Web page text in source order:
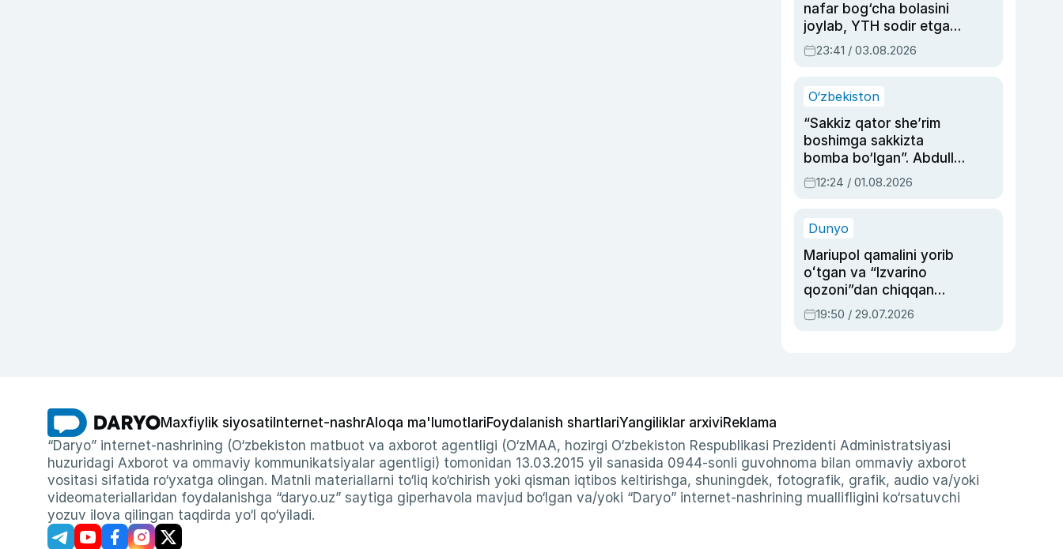
nafar bog‘cha bolasini
joylab, YTH sodir etgan
ayolga sud hukmi o‘qildi
23:41 / 03.08.2026
O‘zbekiston
“Sakkiz qator she’rim
boshimga sakkizta
bomba bo‘lgan”. Abdulla
Oripovni siyosiy
ayblovlardan asrab
12:24 / 01.08.2026
Dunyo
Mariupol qamalini yorib
oʻtgan va “Izvarino
qozoni”dan chiqqan
qahramon — Ukraina
armiyasi bosh
19:50 / 29.07.2026
Maxfiylik siyosati Internet-nashrAloqa ma'lumotlariFoydalanish shartlariYangiliklar arxiviReklama
“Daryo” internet-nashrining (O‘zbekiston matbuot va axborot agentligi (O‘zMAA, hozirgi O‘zbekiston Respublikasi Prezidenti Administratsiyasi
huzuridagi Axborot va ommaviy kommunikatsiyalar agentligi) tomonidan 13.03.2015 yil sanasida 0944-sonli guvohnoma bilan ommaviy axborot
vositasi sifatida ro‘yxatga olingan. Matnli materiallarni to‘liq ko‘chirish yoki qisman iqtibos keltirishga, shuningdek, fotografik, grafik, audio va/yoki
videomateriallaridan foydalanishga “daryo.uz” saytiga giperhavola mavjud bo‘lgan va/yoki “Daryo” internet-nashrining muallifligini ko‘rsatuvchi
yozuv ilova qilingan taqdirda yo‘l qo‘yiladi.